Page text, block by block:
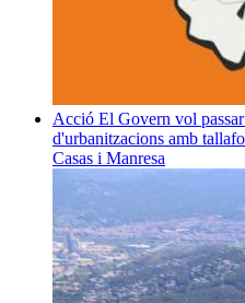
Acció El Govern vol
d'urbanitzacions amb
Casas i Manresa